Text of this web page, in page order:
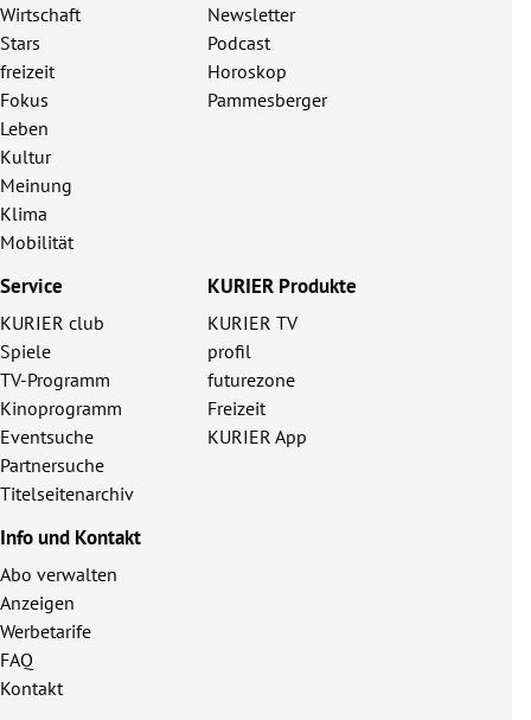
Wirtschaft
Stars
freizeit
Fokus
Leben
Kultur
Meinung
Klima
Mobilität
Newsletter
Podcast
Horoskop
Pammesberger
Service
KURIER club
Spiele
TV-Programm
Kinoprogramm
Eventsuche
Partnersuche
Titelseitenarchiv
KURIER Produkte
KURIER TV
profil
futurezone
Freizeit
KURIER App
Info und Kontakt
Abo verwalten
Anzeigen
Werbetarife
FAQ
Kontakt